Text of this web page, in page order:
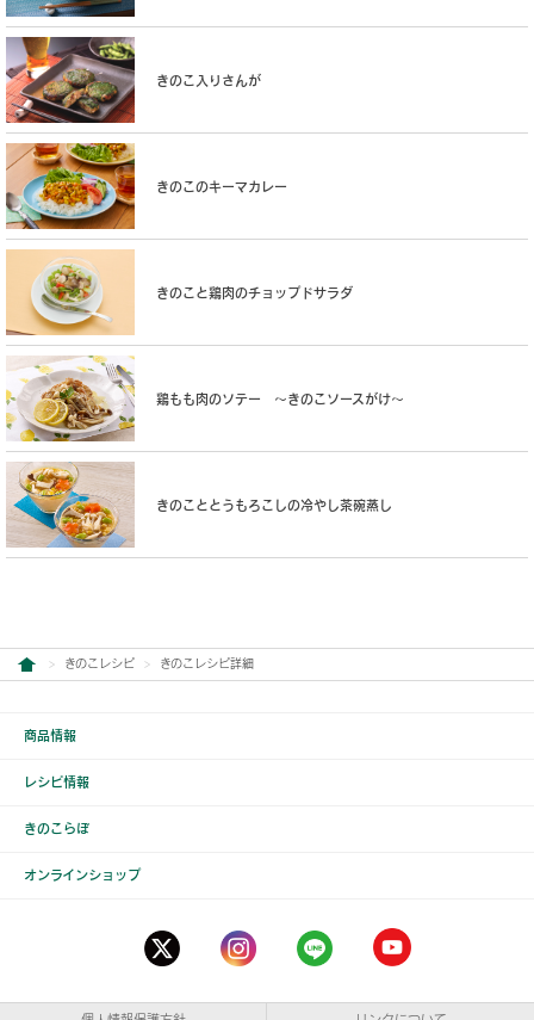
きのこ入りさんが
きのこのキーマカレー
きのこと鶏肉のチョップドサラダ
鶏もも肉のソテー 〜きのこソースがけ〜
きのこととうもろこしの冷やし茶碗蒸し
きのこレシピ きのこレシピ詳細
商品情報
レシピ情報
きのこらぼ
オンラインショップ